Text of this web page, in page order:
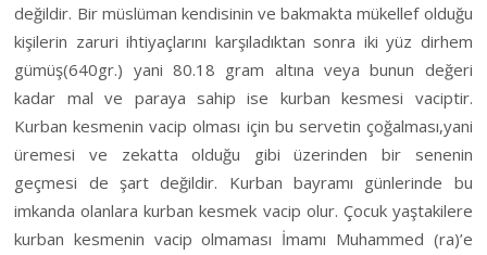
değildir. Bir müslüman kendisinin ve bakmakta mükellef olduğu
kişilerin zaruri ihtiyaçlarını karşıladıktan sonra iki yüz dirhem
gümüş(640gr.) yani 80.18 gram altına veya bunun değeri
kadar mal ve paraya sahip ise kurban kesmesi vaciptir.
Kurban kesmenin vacip olması için bu servetin çoğalması,yani
üremesi ve zekatta olduğu gibi üzerinden bir senenin
geçmesi de şart değildir. Kurban bayramı günlerinde bu
imkanda olanlara kurban kesmek vacip olur. Çocuk yaştakilere
kurban kesmenin vacip olmaması İmamı Muhammed (ra)’e